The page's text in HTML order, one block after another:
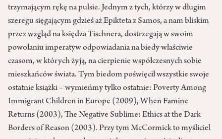
trzymającym rękę na pulsie. Jednym z tych, którzy w długim
szeregu sięgającym gdzieś aż Epikteta z Samos, a nam bliskim
przez wzgląd na księdza Tischnera, dostrzegają w swoim
powołaniu imperatyw odpowiadania na biedy właściwie
czasom, w których żyją, na cierpienie współczesnych sobie
mieszkańców świata. Tym biedom poświęcił wszystkie swoje
ostatnie książki – wymieńmy tylko ostatnie: Poverty Among
Immigrant Children in Europe (2009), When Famine
Returns (2003), The Negative Sublime: Ethics at the Dark
Borders of Reason (2003). Przy tym McCormick to myśliciel